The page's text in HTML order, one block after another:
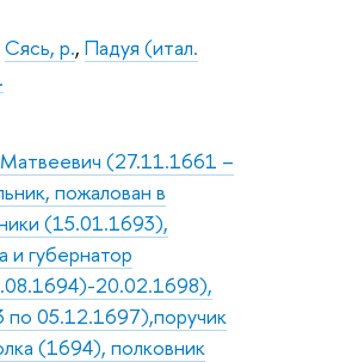
Сясь, р., Падуя (итал.
(27.11.1661 –
пожалован в
(15.01.1693),
и губернатор
20.02.1698),
по 05.12.1697),поручик
(1694), полковник